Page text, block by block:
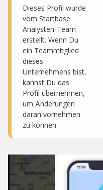
Dieses Profil wurde
vom Startbase
Analysten-Team
erstellt. Wenn Du
ein Teammitglied
dieses
Unternehmens bist,
kannst Du das
Profil übernehmen,
um Änderungen
daran vornehmen
zu können.